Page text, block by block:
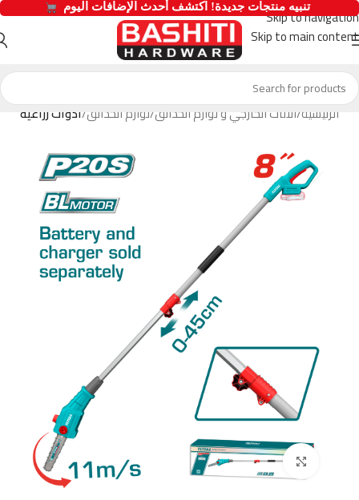
Skip to navigation
Skip to main content
الرئيسية الاثاث الخارجي و لوازم الحدائق لوازم الحدائق ادوات زراعية
Click to enlarge
  تنبيه منتجات جديدة! اكتشف أحدث الإضافات اليوم